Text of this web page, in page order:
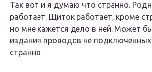
Так вот и я думаю что странно.
работает. Щиток работает, кроме
но мне кажется дело в ней. Может
издания проводов не
странно